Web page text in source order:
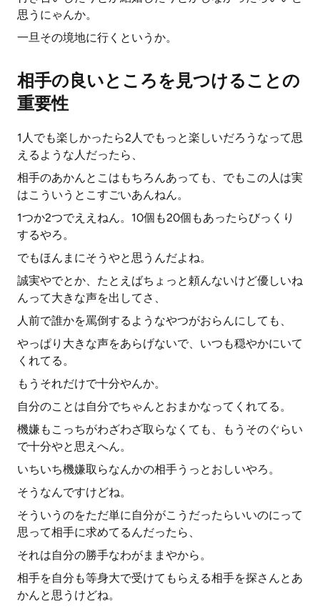
思うにゃんか。
一旦その境地に行くというか。
相手の良いところを見つけることの
重要性
1人でも楽しかったら2人でもっと楽しいだろうなって思
えるような人だったら、
相手のあかんとこはもちろんあっても、でもこの人は実
はこういうとこすごいあんねん。
1つか2つでええねん。10個も20個もあったらびっくり
するやろ。
でもほんまにそうやと思うんだよね。
誠実やでとか、たとえばちょっと頼んないけど優しいね
んって大きな声を出してさ、
人前で誰かを罵倒するようなやつがおらんにしても、
やっぱり大きな声をあらげないで、いつも穏やかにいて
くれてる。
もうそれだけで十分やんか。
自分のことは自分でちゃんとおまかなってくれてる。
機嫌もこっちがわざわざ取らなくても、もうそのぐらい
で十分やと思えへん。
いちいち機嫌取らなんかの相手うっとおしいやろ。
そうなんですけどね。
そういうのをただ単に自分がこうだったらいいのにって
思って相手に求めてるんだったら、
それは自分の勝手なわがままやから。
相手を自分も等身大で受けてもらえる相手を探さんとあ
かんと思うけどね。